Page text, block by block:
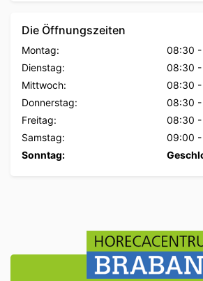
Die Öffnungszeiten
Montag: 08:30 -
Dienstag:
08:30 -
Mittwoch:
08:30 -
Donnerstag:
08:30 -
Freitag:
08:30 -
Samstag:
09:00 -
Sonntag: